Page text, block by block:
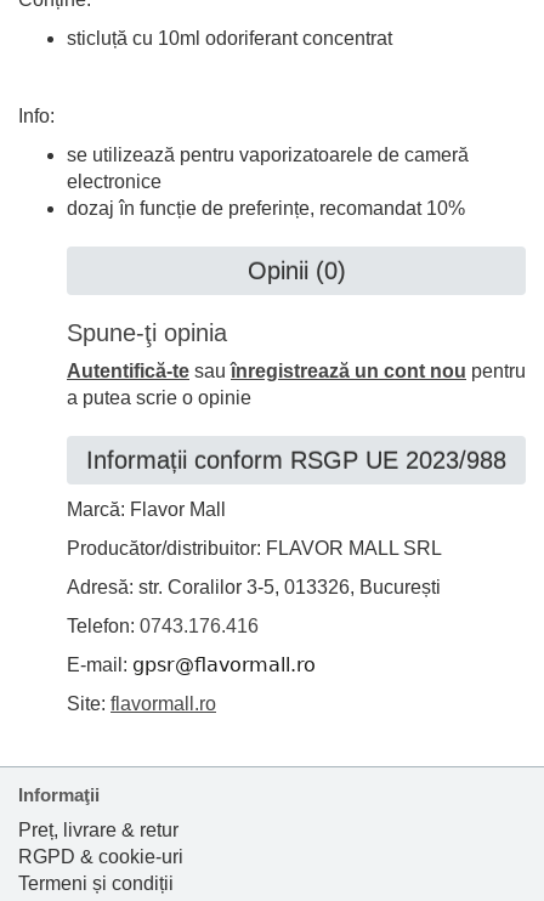
sticluță cu 10ml odoriferant concentrat
Info:
se utilizează pentru vaporizatoarele de cameră
electronice
dozaj în funcție de preferințe, recomandat 10%
Opinii (0)
Spune-ţi opinia
Autentifică-te sauînregistrează un cont nou pentru
a putea scrie o opinie
Informații conform RSGP UE 2023/988
Marcă: Flavor Mall
Producător/distribuitor: FLAVOR MALL SRL
Adresă: str. Coralilor 3-5, 013326, București
Telefon: 0743.176.416
E-mail:
Site: flavormall.ro
Informaţii
Preț, livrare & retur
RGPD & cookie-uri
Termeni și condiții